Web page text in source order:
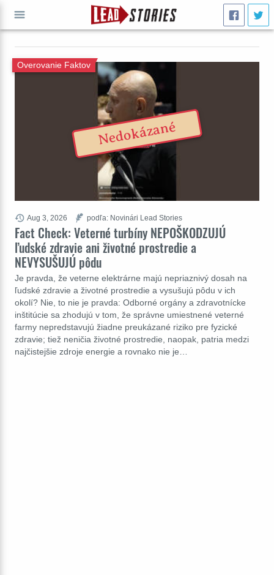
Fact Check: Veterné turbíny NEPOŠKODZUJÚ
ľudské zdravie ani životné prostredie a
NEVYSUŠUJÚ pôdu
Overovanie Faktov
Je pravda, že veterne elektrárne majú nepriaznivý dosah na
ľudské zdravie a životné prostredie a vysušujú pôdu v ich
okolí? Nie, to nie je pravda: Odborné orgány a zdravotnícke
inštitúcie sa zhodujú v tom, že správne umiestnené veterné
farmy nepredstavujú žiadne preukázané riziko pre fyzické
zdravie; tiež neničia životné prostredie, naopak, patria medzi
najčistejšie zdroje energie a rovnako nie je…
Aug 3, 2026 podľa: Novinári Lead Stories
Nedokázané